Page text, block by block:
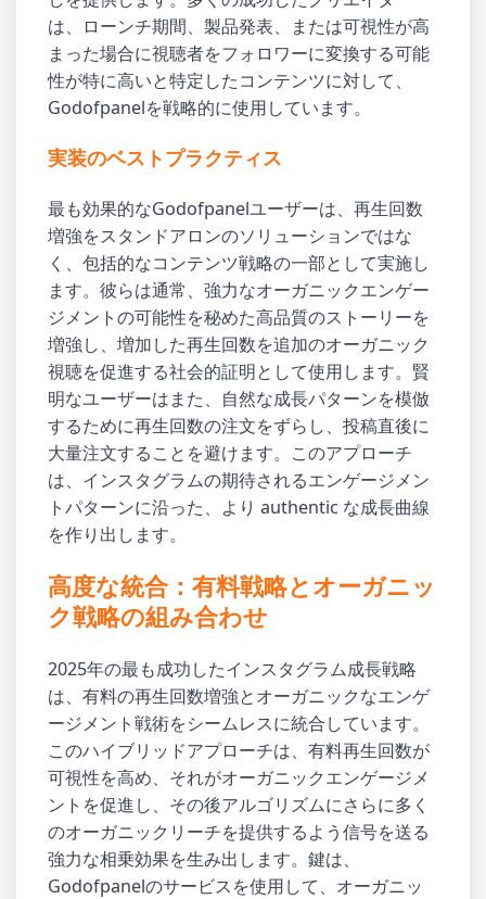
は、ローンチ期間、製品発表、または可視性が高
まった場合に視聴者をフォロワーに変換する可能
性が特に高いと特定したコンテンツに対して、
Godofpanelを戦略的に使用しています。
実装のベストプラクティス
最も効果的なGodofpanelユーザーは、再生回数
増強をスタンドアロンのソリューションではな
く、包括的なコンテンツ戦略の一部として実施し
ます。彼らは通常、強力なオーガニックエンゲー
ジメントの可能性を秘めた高品質のストーリーを
増強し、増加した再生回数を追加のオーガニック
視聴を促進する社会的証明として使用します。賢
明なユーザーはまた、自然な成長パターンを模倣
するために再生回数の注文をずらし、投稿直後に
大量注文することを避けます。このアプローチ
は、インスタグラムの期待されるエンゲージメン
トパターンに沿った、より authentic な成長曲線
を作り出します。
高度な統合：有料戦略とオーガニッ
ク戦略の組み合わせ
2025年の最も成功したインスタグラム成長戦略
は、有料の再生回数増強とオーガニックなエンゲ
ージメント戦術をシームレスに統合しています。
このハイブリッドアプローチは、有料再生回数が
可視性を高め、それがオーガニックエンゲージメ
ントを促進し、その後アルゴリズムにさらに多く
のオーガニックリーチを提供するよう信号を送る
強力な相乗効果を生み出します。鍵は、
Godofpanelのサービスを使用して、オーガニッ